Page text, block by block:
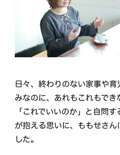
日々、終わりのない家事や
みなのに、あれもこれもでき
「これでいいのか」と自問
が抱える思いに、ももせさん
した。